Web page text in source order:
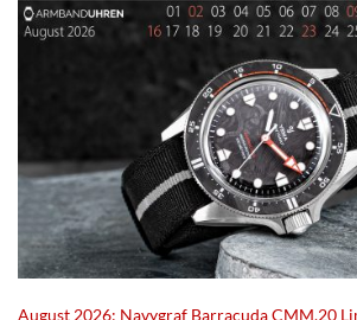
August 2026: Navygraf Barracuda CMM.20